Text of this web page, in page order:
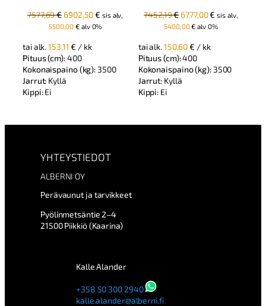
7577,69€ Alkuperäinen
hinta
7577,69 €.
6902,50€ Nykyinen
hinta
6902,50 €.
sis alv,
5500,00€ alv 0%
tai alk.153,11€ / kk
Pituus (cm):400
Kokonaispaino (kg): 3500
Jarrut: Kyllä
Kippi:Ei
7452,19€ Alkuperäinen
hinta
7452,19 €.
6777,00€ Nykyinen
hinta
sis alv,
5400,00€ alv 0%
tai alk.150,60€ / kk
Pituus (cm):400
Kokonaispaino (kg): 3500
Jarrut: Kyllä
Kippi: Ei
YHTEYSTIEDOT
ALBERNI OY
Perävaunut ja tarvikkeet
Pyölinmetsäntie 2–4
21500 Piikkiö (Kaarina)
Kalle Alander
+358 50 300 2940
kalle.alander@alberni.fi